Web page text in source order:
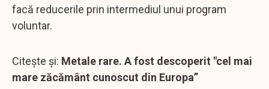
facă reducerile prin intermediul unui program
voluntar.
Citește și: Metale rare. A fost descoperit "cel mai
mare zăcământ cunoscut din Europa”